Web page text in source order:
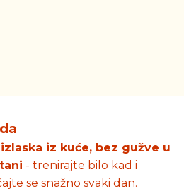
iz kuće, bez gužve u
- trenirajte bilo kad i
se snažno svaki dan.